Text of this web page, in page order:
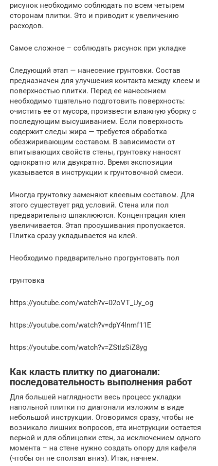
рисунок необходимо соблюдать по всем четырем
сторонам плитки. Это и приводит к увеличению
расходов.
Самое сложное – соблюдать рисунок при укладке
Следующий этап — нанесение грунтовки. Состав
предназначен для улучшения контакта между клеем и
поверхностью плитки. Перед ее нанесением
необходимо тщательно подготовить поверхность:
очистить ее от мусора, произвести влажную уборку с
последующим высушиванием. Если поверхность
содержит следы жира — требуется обработка
обезжиривающим составом. В зависимости от
впитывающих свойств стены, грунтовку наносят
однократно или двукратно. Время экспозиции
указывается в инструкции к грунтовочной смеси.
Иногда грунтовку заменяют клеевым составом. Для
этого существует ряд условий. Стена или пол
предварительно шпаклюются. Концентрация клея
увеличивается. Этап просушивания пропускается.
Плитка сразу укладывается на клей.
Необходимо предварительно прогрунтовать пол
грунтовка
https://youtube.com/watch?v=02oVT_Uy_og
https://youtube.com/watch?v=dpY4Inmf11E
https://youtube.com/watch?v=ZStIzSiZ8yg
Как класть плитку по диагонали:
последовательность выполнения работ
Для большей наглядности весь процесс укладки
напольной плитки по диагонали изложим в виде
небольшой инструкции. Оговоримся сразу, чтобы не
возникало лишних вопросов, эта инструкции остается
верной и для облицовки стен, за исключением одного
момента – на стене нужно создать опору для кафеля
(чтобы он не сползал вниз). Итак, начнем.